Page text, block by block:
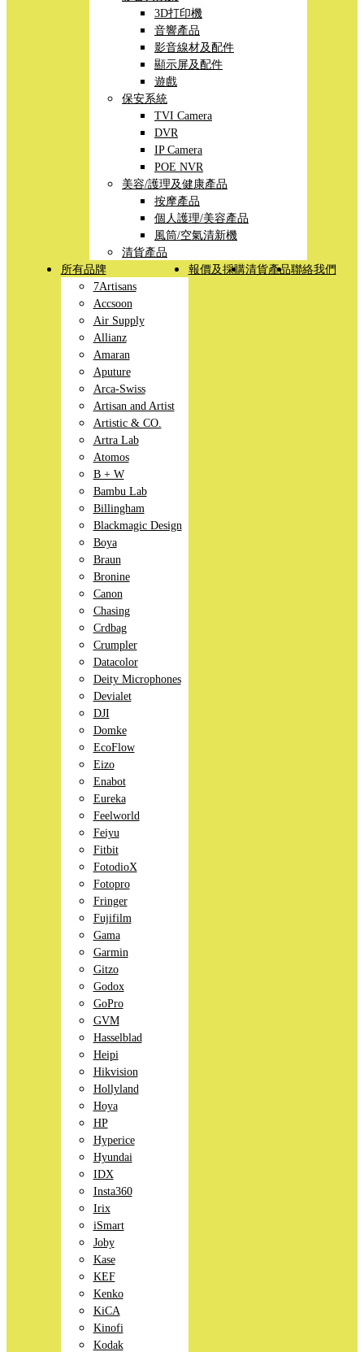
3D打印機
音響產品
影音線材及配件
顯示屏及配件
遊戲
保安系統
TVI Camera
DVR
IP Camera
POE NVR
美容/護理及健康產品
按摩產品
個人護理/美容產品
風筒/空氣清新機
清貨產品
所有品牌
7Artisans
Accsoon
Air Supply
Allianz
Amaran
Aputure
Arca-Swiss
Artisan and Artist
Artistic & CO.
Artra Lab
Atomos
B + W
Bambu Lab
Billingham
Blackmagic Design
Boya
Braun
Bronine
Canon
Chasing
Crdbag
Crumpler
Datacolor
Deity Microphones
Devialet
DJI
Domke
EcoFlow
Eizo
Enabot
Eureka
Feelworld
Feiyu
Fitbit
FotodioX
Fotopro
Fringer
Fujifilm
Gama
Garmin
Gitzo
Godox
GoPro
GVM
Hasselblad
Heipi
Hikvision
Hollyland
Hoya
HP
Hyperice
Hyundai
IDX
Insta360
Irix
iSmart
Joby
Kase
KEF
Kenko
KiCA
Kinofi
Kodak
報價及採購清貨產品聯絡我們